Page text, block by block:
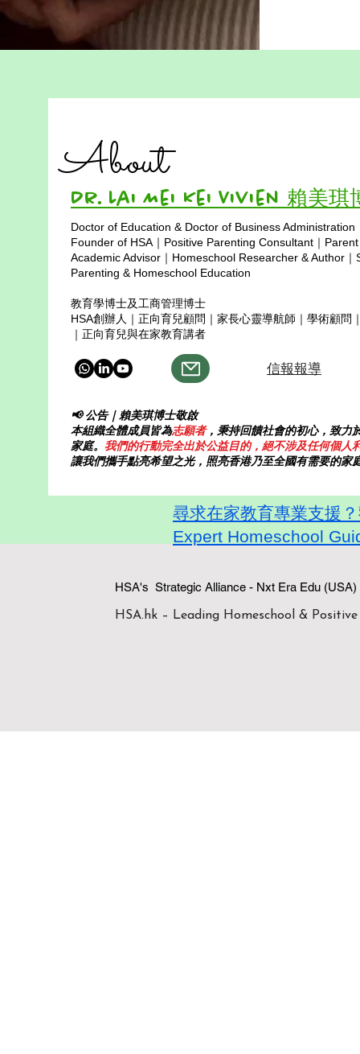
Copyright ©
About
Dr. Lai Mei Kei Vivien 賴美琪
Doctor of Education & Doctor of Business Administration
Founder of HSA｜Positive Parenting Consultant｜
Academic Advisor｜Homeschool Researcher & Author
Parenting & Homeschool Education
教育學博士及工商管理博士
HSA創辦人｜正向育兒顧問｜家長心靈導航師｜學術顧問
｜正向育兒與在家教育講者
信報報導
📢 公告｜賴美琪博士敬啟
本組織全體成員皆為志願者，秉持回饋社會的初心，致力
家庭。 我們的行動完全出於公益目的，絕不涉及任何個人
讓我們攜手點亮希望之光，照亮香港乃至全國有需要的家
尋求在家教育專業支援
Expert Homeschool
HSA's Strategic Alliance - Nxt Era Edu
HSA.hk – Leading Homeschool &